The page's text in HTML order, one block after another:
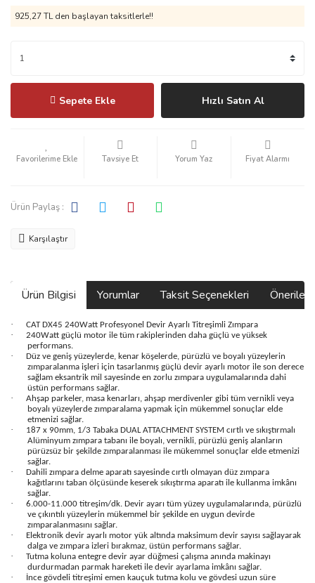
925,27 TL den başlayan taksitlerle!!
Sepete Ekle Hızlı Satın Al
Tavsiye Et Yorum Yaz Fiyat Alarmı
Ürün Paylaş :
Karşılaştır
Ürün Bilgisi Yorumlar Taksit Seçenekleri
· CAT DX45 240Watt Profesyonel Devir Ayarlı Titreşimli Zımpara
·
240Watt güçlü motor ile tüm rakiplerinden daha güçlü ve yüksek
performans.
·
Düz ve geniş yüzeylerde, kenar köşelerde, pürüzlü ve boyalı yüzeylerin
zımparalanma işleri için tasarlanmış güçlü devir ayarlı motor ile son derece
sağlam eksantrik mil sayesinde en zorlu zımpara uygulamalarında dahi
üstün performans sağlar.
·
Ahşap parkeler, masa kenarları, ahşap merdivenler gibi tüm vernikli veya
boyalı yüzeylerde zımparalama yapmak için mükemmel sonuçlar elde
etmenizi sağlar.
·
187 x 90mm, 1/3 Tabaka DUAL ATTACHMENT SYSTEM cırtlı ve sıkıştırmalı
Alüminyum zımpara tabanı ile boyalı, vernikli, pürüzlü geniş alanların
pürüzsüz bir şekilde zımparalanması ile mükemmel sonuçlar elde etmenizi
sağlar.
·
Dahili zımpara delme aparatı sayesinde cırtlı olmayan düz zımpara
kağıtlarını taban ölçüsünde keserek sıkıştırma aparatı ile kullanma imkânı
sağlar.
·
6.000-11.000 titreşim/dk. Devir ayarı tüm yüzey uygulamalarında, pürüzlü
ve çıkıntılı yüzeylerin mükemmel bir şekilde en uygun devirde
zımparalanmasını sağlar.
·
Elektronik devir ayarlı motor yük altında maksimum devir sayısı sağlayarak
dalga ve zımpara izleri bırakmaz, üstün performans sağlar.
·
Tutma koluna entegre devir ayar düğmesi çalışma anında makinayı
durdurmadan parmak hareketi ile devir ayarlama imkânı sağlar.
·
İnce gövdeli titreşimi emen kauçuk tutma kolu ve gövdesi uzun süre